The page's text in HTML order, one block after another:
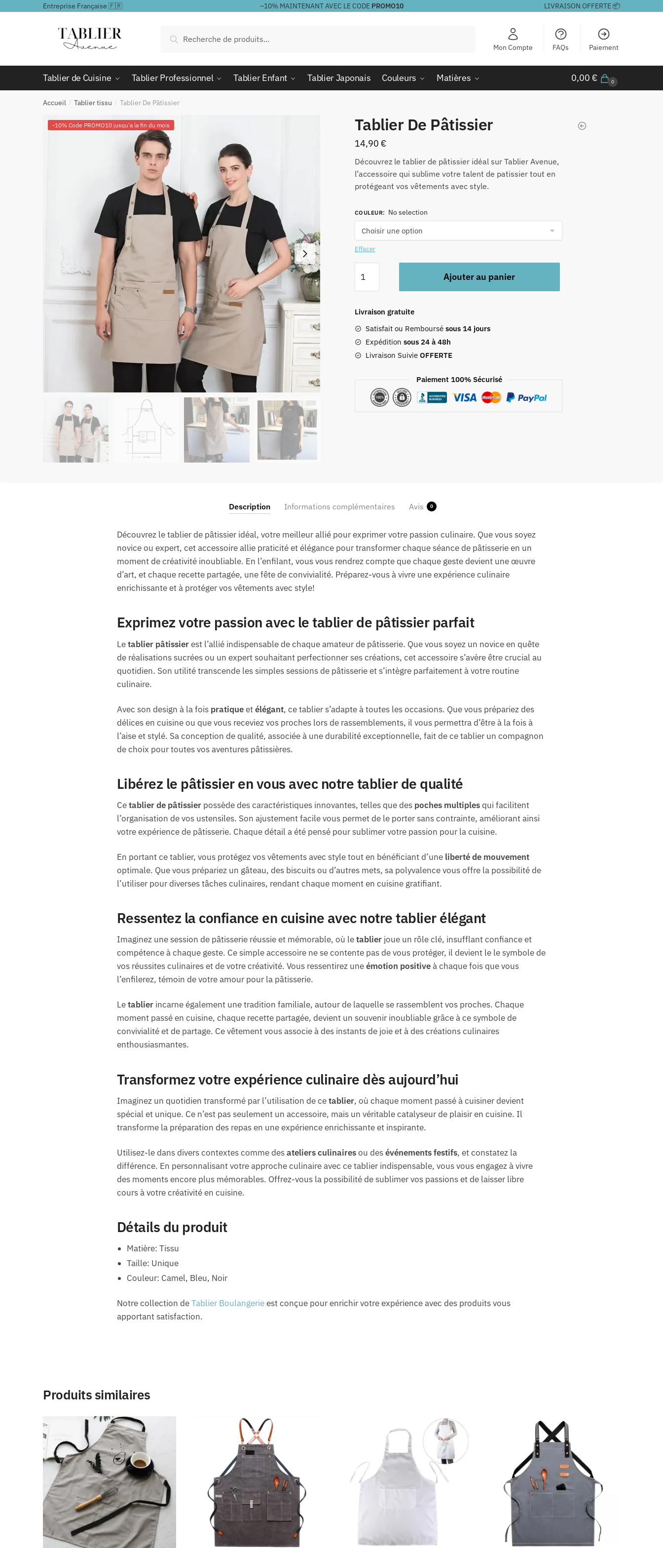
Entreprise Française 🇫🇷 –10% MAINTENANT AVEC LE CODE PROMO10 LIVRAISON OFFERTE 📦
pour :
Recherche
Mon Compte FAQs Paiement
Tablier de Cuisine Tablier Professionnel Tablier Enfant Tablier Japonais Couleurs Matières 0,00 € 0
Accueil / Tablier tissu / Tablier De Pâtissier
-10% Code PROMO10 jusqu'a la fin du mois Tablier De Pâtissier
14,90 €
Découvrez le tablier de pâtissier idéal sur Tablier Avenue,
l’accessoire qui sublime votre talent de patissier tout en
protégeant vos vêtements avec style.
COULEUR: No selection
Effacer
de
Tablier
Pâtissier
Ajouter au panier
Livraison gratuite
Satisfait ou Remboursé sous 14 jours
Expédition sous 24 à 48h
Livraison Suivie OFFERTE
Paiement 100% Sécurisé
Description Informations complémentaires Avis 0
Découvrez le tablier de pâtissier idéal, votre meilleur allié pour exprimer votre passion culinaire. Que vous soyez
novice ou expert, cet accessoire allie praticité et élégance pour transformer chaque séance de pâtisserie en un
moment de créativité inoubliable. En l’enfilant, vous vous rendrez compte que chaque geste devient une œuvre
d’art, et chaque recette partagée, une fête de convivialité. Préparez-vous à vivre une expérience culinaire
enrichissante et à protéger vos vêtements avec style!
Exprimez votre passion avec le tablier de pâtissier parfait
Letablier pâtissierest l’allié indispensable de chaque amateur de pâtisserie. Que vous soyez un novice en quête
de réalisations sucrées ou un expert souhaitant perfectionner ses créations, cet accessoire s’avère être crucial au
quotidien. Son utilité transcende les simples sessions de pâtisserie et s’intègre parfaitement à votre routine
culinaire.
Avec son design à la fois pratiqueetélégant, ce tablier s’adapte à toutes les occasions. Que vous prépariez des
délices en cuisine ou que vous receviez vos proches lors de rassemblements, il vous permettra d’être à la fois à
l’aise et stylé. Sa conception de qualité, associée à une durabilité exceptionnelle, fait de ce tablier un compagnon
de choix pour toutes vos aventures pâtissières.
Libérez le pâtissier en vous avec notre tablier de qualité
Cetablier de pâtissierpossède des caractéristiques innovantes, telles que des poches multiplesqui facilitent
l’organisation de vos ustensiles. Son ajustement facile vous permet de le porter sans contrainte, améliorant ainsi
votre expérience de pâtisserie. Chaque détail a été pensé pour sublimer votre passion pour la cuisine.
En portant ce tablier, vous protégez vos vêtements avec style tout en bénéficiant d’une liberté de mouvement
optimale. Que vous prépariez un gâteau, des biscuits ou d’autres mets, sa polyvalence vous offre la possibilité de
l’utiliser pour diverses tâches culinaires, rendant chaque moment en cuisine gratifiant.
Ressentez la confiance en cuisine avec notre tablier élégant
Imaginez une session de pâtisserie réussie et mémorable, où letablierjoue un rôle clé, insufflant confiance et
compétence à chaque geste. Ce simple accessoire ne se contente pas de vous protéger, il devient le le symbole de
vos réussites culinaires et de votre créativité. Vous ressentirez uneémotion positiveà chaque fois que vous
l’enfilerez, témoin de votre amour pour la pâtisserie.
Letablierincarne également une tradition familiale, autour de laquelle se rassemblent vos proches. Chaque
moment passé en cuisine, chaque recette partagée, devient un souvenir inoubliable grâce à ce symbole de
convivialité et de partage. Ce vêtement vous associe à des instants de joie et à des créations culinaires
enthousiasmantes.
Transformez votre expérience culinaire dès aujourd’hui
Imaginez un quotidien transformé par l’utilisation de cetablier, où chaque moment passé à cuisiner devient
spécial et unique. Ce n’est pas seulement un accessoire, mais un véritable catalyseur de plaisir en cuisine. Il
transforme la préparation des repas en une expérience enrichissante et inspirante.
Utilisez-le dans divers contextes comme desateliers culinairesou desévénements festifs, et constatez la
différence. En personnalisant votre approche culinaire avec ce tablier indispensable, vous vous engagez à vivre
des moments encore plus mémorables. Offrez-vous la possibilité de sublimer vos passions et de laisser libre
cours à votre créativité en cuisine.
Détails du produit
Matière: Tissu
Taille: Unique
Couleur: Camel, Bleu, Noir
Notre collection deTablier Boulangerieest conçue pour enrichir votre expérience avec des produits vous
apportant satisfaction.
Produits similaires